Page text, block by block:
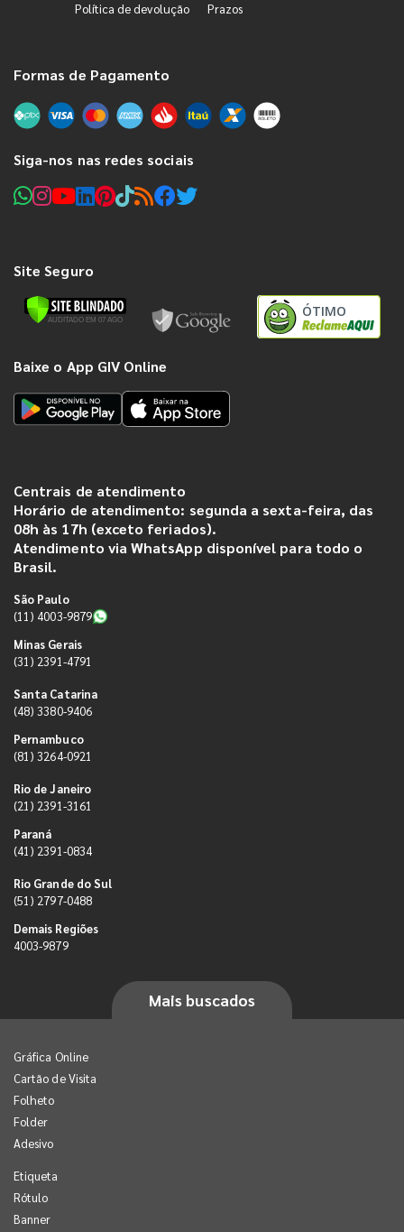
Política de devolução Prazos
Formas de Pagamento
Siga-nos nas redes sociais
Site Seguro
ÓTIMO
Baixe o App GIV Online
Centrais de atendimento
Horário de atendimento: segunda a sexta-feira, das
08h às 17h (exceto feriados).
Atendimento via WhatsApp disponível para todo o
Brasil.
São Paulo
(11) 4003-9879
Minas Gerais
(31) 2391-4791
Santa Catarina
(48) 3380-9406
Pernambuco
(81) 3264-0921
Rio de Janeiro
(21) 2391-3161
Paraná
(41) 2391-0834
Rio Grande do Sul
(51) 2797-0488
Demais Regiões
4003-9879
Mais buscados
Gráfica Online
Cartão de Visita
Folheto
Folder
Adesivo
Etiqueta
Rótulo
Banner